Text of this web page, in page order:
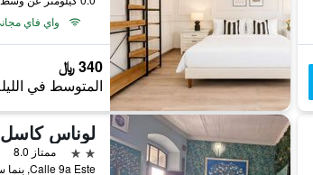
واي فاي
340 ﷼
المتوسط في
لوناس كاسل
2 نجمتين
ممتاز 8.0
Calle 9a Este, بنما سيتي (بنما), بنما